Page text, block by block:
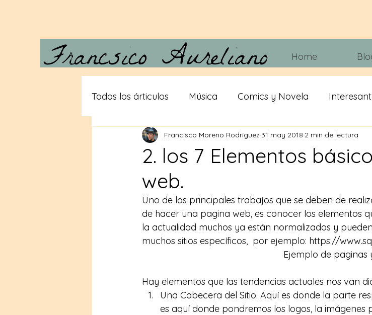
Home
Todos los árticulos Música Comics y Novela
Carta a Vera Desde las tripas Juegos Tecnología
Gigantes Teorias conspiracion
2. los 7 Elementos
web.
Francisco Moreno Rodríguez 31 may 2018 2 min de lectura
Uno de los principales trabajos que se deben de
de hacer una pagina web, es conocer los elementos
la actualidad muchos ya están normalizados y
muchos sitios específicos,  por ejemplo: https://
Ejemplo de paginas
Hay elementos que las tendencias actuales nos van
Una Cabecera del Sitio. Aquí es donde la parte
es aquí donde pondremos los logos, la imágenes